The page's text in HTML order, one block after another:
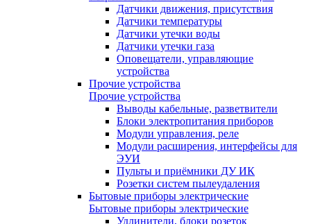
Датчики движения, присутствия
Датчики температуры
Датчики утечки воды
Датчики утечки газа
Оповещатели, управляющие
устройства
Прочие устройства
Прочие устройства
Выводы кабельные, разветвители
Блоки электропитания приборов
Модули управления, реле
Модули расширения, интерфейсы для
ЭУИ
Пульты и приёмники ДУ ИК
Розетки систем пылеудаления
Бытовые приборы электрические
Бытовые приборы электрические
Удлинители, блоки розеток